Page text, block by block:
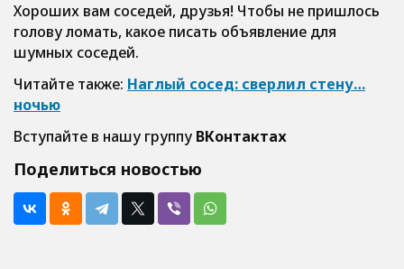
Хороших вам соседей, друзья! Чтобы не пришлось
голову ломать, какое писать объявление для
шумных соседей.
Читайте также: Наглый сосед: сверлил стену…
ночью
Вступайте в нашу группу ВКонтактах
Поделиться новостью